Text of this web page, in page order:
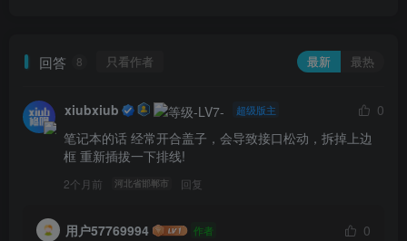
回答 8 只看作者 最新 最热
xiubxiub 超级版主
0
笔记本的话 经常开合盖子，会导致接口松动，拆掉上边
框 重新插拔一下排线!
2个月前 河北省邯郸市 回复
用户57769994 作者
0